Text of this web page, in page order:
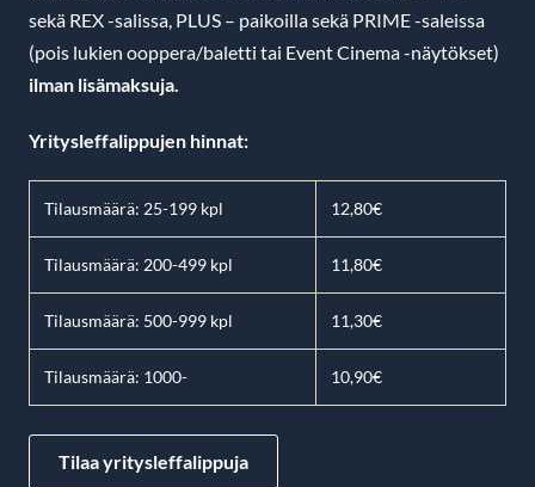
sekä REX -salissa, PLUS – paikoilla sekä PRIME -saleissa
(pois lukien ooppera/baletti tai Event Cinema -näytökset)
ilman lisämaksuja.
Yritysleffalippujen hinnat:
Tilausmäärä: 25-199 kpl 12,80€
Tilausmäärä: 200-499 kpl 11,80€
Tilausmäärä: 500-999 kpl 11,30€
Tilausmäärä: 1000- 10,90€
Tilaa yritysleffalippuja